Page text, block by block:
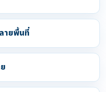
ายพื้นที่